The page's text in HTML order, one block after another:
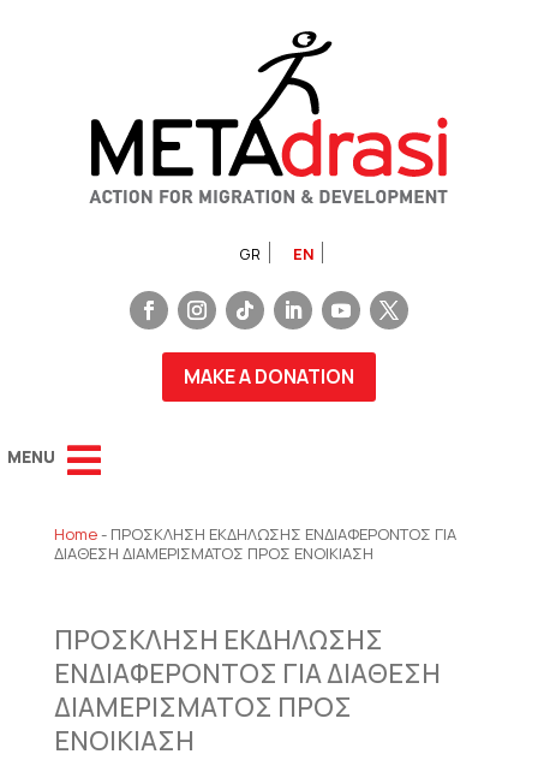
GR EN
MAKE A DONATION
Home- ΠΡΟΣΚΛΗΣΗ ΕΚΔΗΛΩΣΗΣ ΕΝΔΙΑΦΕΡΟΝΤΟΣ ΓΙΑ
ΔΙΑΘΕΣΗ ΔΙΑΜΕΡΙΣΜΑΤΟΣ ΠΡΟΣ ΕΝΟΙΚΙΑΣΗ
ΠΡΟΣΚΛΗΣΗ ΕΚΔΗΛΩΣΗΣ
ΕΝΔΙΑΦΕΡΟΝΤΟΣ ΓΙΑ ΔΙΑΘΕΣΗ
ΔΙΑΜΕΡΙΣΜΑΤΟΣ ΠΡΟΣ
ΕΝΟΙΚΙΑΣΗ